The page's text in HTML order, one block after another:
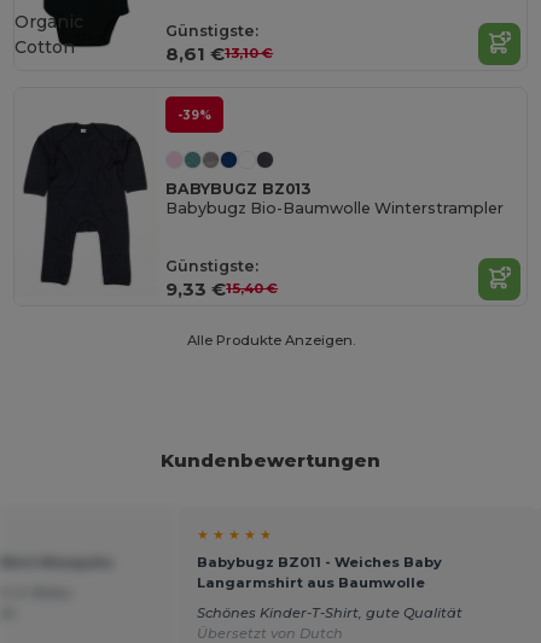
Günstigste:
8,61 €13,10 €
Organic
Cotton
-39%
BABYBUGZ BZ013
Babybugz Bio-Baumwolle Winterstrampler
Günstigste:
9,33 €15,40 €
Alle Produkte Anzeigen.
Kundenbewertungen
★ ★ ★ ★ ★
Babybugz BZ011 - Weiches Baby
Langarmshirt aus Baumwolle
Schönes Kinder-T-Shirt, gute Qualität
Übersetzt von Dutch